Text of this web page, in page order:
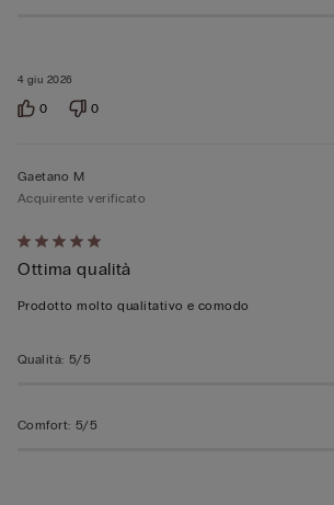
4 giu 2026
0 0
Valutato
5
su
Gaetano M
Acquirente verificato
Ottima qualità
Prodotto molto qualitativo e comodo
Qualità: 5/5
Comfort: 5/5